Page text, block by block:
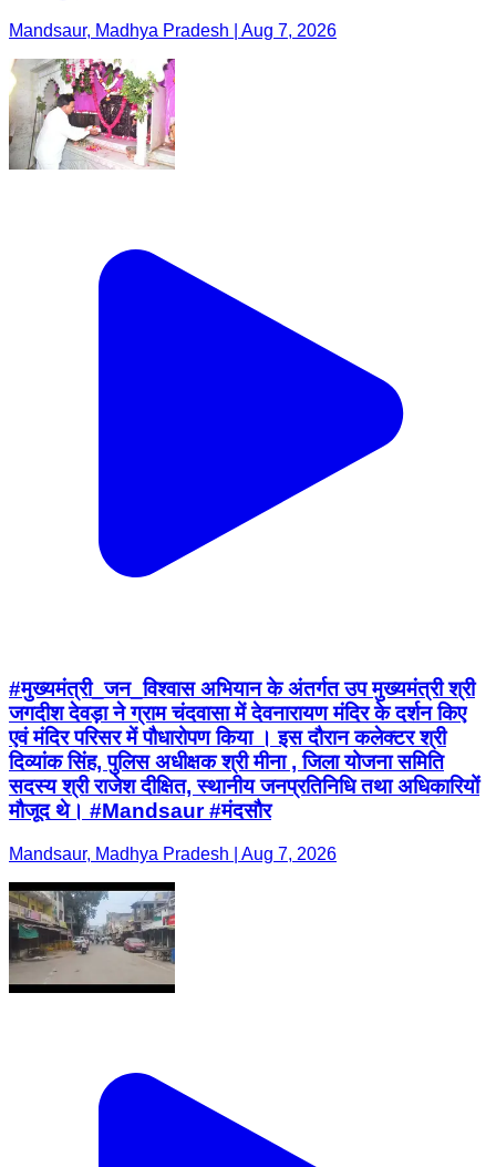
Mandsaur, Madhya Pradesh | Aug 7, 2026
#मुख्यमंत्री_जन_विश्वास अभियान के अंतर्गत उप मुख्यमंत्री श्री
जगदीश देवड़ा ने ग्राम चंदवासा में देवनारायण मंदिर के दर्शन किए
एवं मंदिर परिसर में पौधारोपण किया । इस दौरान कलेक्टर श्री
दिव्यांक सिंह, पुलिस अधीक्षक श्री मीना , जिला योजना समिति
सदस्य श्री राजेश दीक्षित, स्थानीय जनप्रतिनिधि तथा अधिकारियों
मौजूद थे। #Mandsaur #मंदसौर
Mandsaur, Madhya Pradesh | Aug 7, 2026